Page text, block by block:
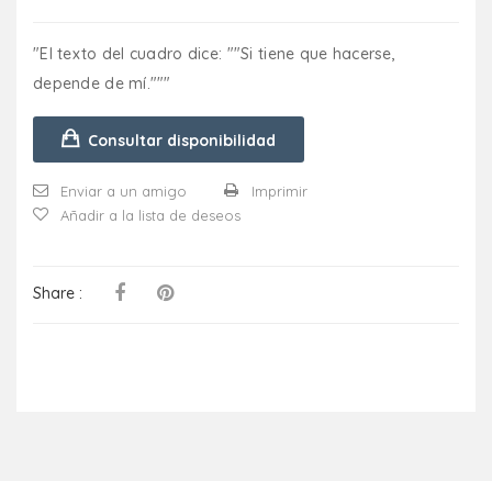
"El texto del cuadro dice: ""Si tiene que hacerse,
depende de mí."""
Consultar disponibilidad
Enviar a un amigo
Imprimir
Añadir a la lista de deseos
Share :